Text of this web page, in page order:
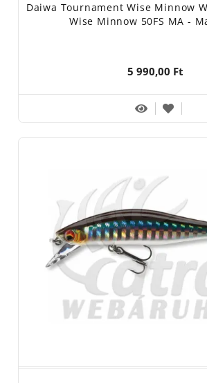
Daiwa Tournament Wise Minnow
Wise Minnow 50FS MA -
5 990,00 Ft